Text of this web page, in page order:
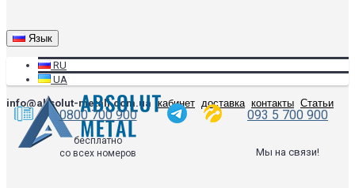
Язык
RU
UA
info@absolut-metall.com.ua
кабинет доставка контакты Статьи
0800 700 900 093 5 700 900
бесплатно
со всех номеров
Мы на связи!